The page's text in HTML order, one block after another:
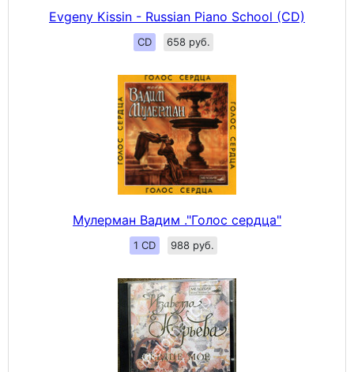
Evgeny Kissin - Russian Piano School (CD)
CD 658 руб.
Мулерман Вадим ."Голос сердца"
1 CD 988 руб.